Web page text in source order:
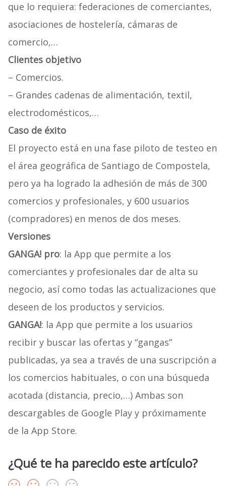
que lo requiera: federaciones de comerciantes,
asociaciones de hostelería, cámaras de
comercio,…
Clientes objetivo
– Comercios.
– Grandes cadenas de alimentación, textil,
electrodomésticos,…
Caso de éxito
El proyecto está en una fase piloto de testeo en
el área geográfica de Santiago de Compostela,
pero ya ha logrado la adhesión de más de 300
comercios y profesionales, y 600 usuarios
(compradores) en menos de dos meses.
Versiones
GANGA! pro: la App que permite a los
comerciantes y profesionales dar de alta su
negocio, así como todas las actualizaciones que
deseen de los productos y servicios.
GANGA!: la App que permite a los usuarios
recibir y buscar las ofertas y “gangas”
publicadas, ya sea a través de una suscripción a
los comercios habituales, o con una búsqueda
acotada (distancia, precio,…) Ambas son
descargables de Google Play y próximamente
de la App Store.
¿Qué te ha parecido este artículo?